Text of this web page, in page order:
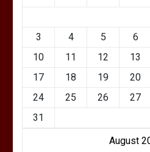
August
3
4 5 6
10
11 12 13
17
18 19 20
24
25 26 27
31